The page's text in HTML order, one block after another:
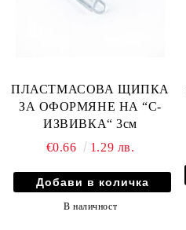
ПЛАСТМАСОВА ЩИПКА
ЗА ОФОРМЯНЕ НА “С-
ИЗВИВКА“ 3см
€0.66
1.29 лв.
В наличност